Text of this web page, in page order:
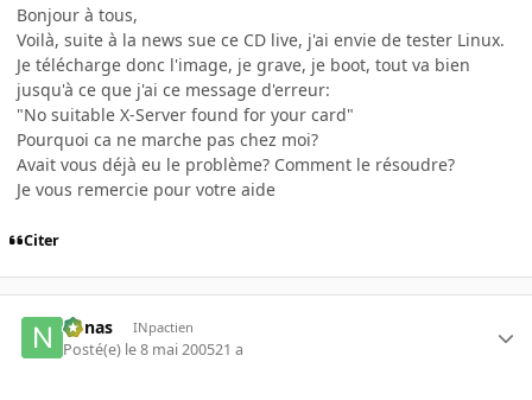
Bonjour à tous,
Voilà, suite à la news sue ce CD live, j'ai envie de tester Linux.
Je télécharge donc l'image, je grave, je boot, tout va bien
jusqu'à ce que j'ai ce message d'erreur:
"No suitable X-Server found for your card"
Pourquoi ca ne marche pas chez moi?
Avait vous déjà eu le problème? Comment le résoudre?
Je vous remercie pour votre aide
Citer
nonas INpactien
Posté(e) le 8 mai 200521 a